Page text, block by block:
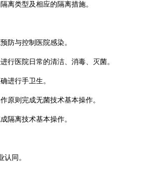
离类型及相应的隔离措施。
防与控制医院感染。
行医院日常的清洁、消毒、灭菌。
进行手卫生。
原则完成无菌技术基本操作。
隔离技术基本操作。
认同。